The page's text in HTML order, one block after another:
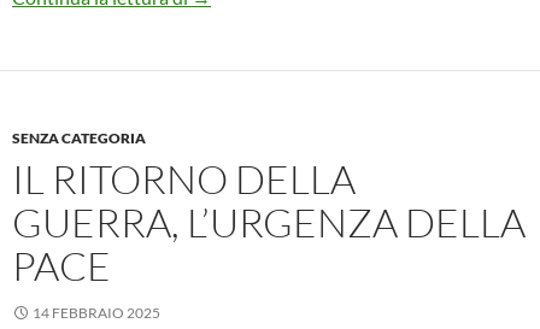
SENZA CATEGORIA
IL RITORNO DELLA
GUERRA, L’URGENZA DELLA
PACE
14 FEBBRAIO 2025